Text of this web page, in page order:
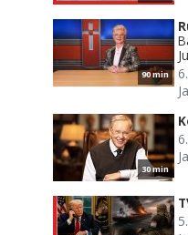
90 min
30 min